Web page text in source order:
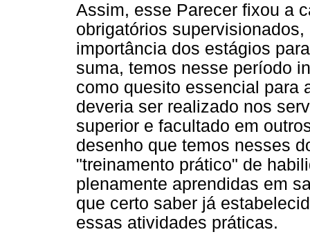
Assim, esse Parecer fixou a
obrigatórios
importância dos estágios
suma, temos nesse período
como quesito essencial para
deveria ser realizado nos
superior e facultado em
desenho que temos nesses
"treinamento prático" de
plenamente aprendidas em
que certo saber já
essas atividades práticas.